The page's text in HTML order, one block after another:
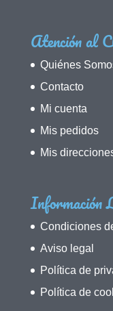
Atención al
Quiénes
Contacto
Mi cuenta
Mis pedidos
Mis
Información
Condiciones
Aviso legal
Política de
Política de